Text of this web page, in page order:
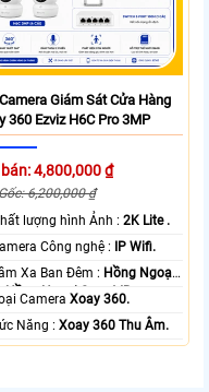
Giám Sát Cửa Hàng
360 Ezviz H6C Pro 3MP
4,800,000 ₫
6,200,000 ₫
Chất lượng hình Ảnh :2K Lite .
⚒ Camera Công nghệ :
IP Wifi.
🔅 Tầm Xa Ban Đêm : Hồng Ngoại
Hồng Ngoại Smart IR.
Loại CameraXoay 360.
️ƒ Chức Năng :Xoay 360 Thu Âm.